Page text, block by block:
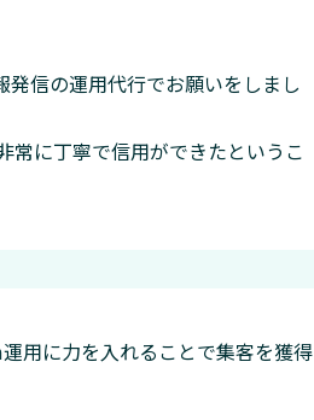
信の運用代行でお願いをしまし
常に丁寧で信用ができたというこ
用に力を入れることで集客を獲得